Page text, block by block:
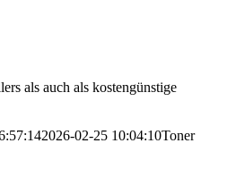
als auch als kostengünstige
2026-02-25 10:04:10Toner